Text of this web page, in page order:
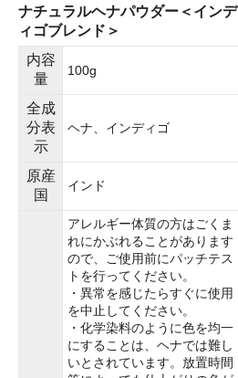
ナチュラルヘナパウダー＜インデ
ィゴブレンド＞
内容
量
100g
全成
分表
示
ヘナ、インディゴ
原産
国
インド
アレルギー体質の方はごくま
れにかぶれることがあります
ので、ご使用前にパッチテス
トを行ってください。
・異常を感じたらすぐに使用
を中止してください。
・化学染料のように色を均一
にすることは、ヘナでは難し
いとされています。放置時間